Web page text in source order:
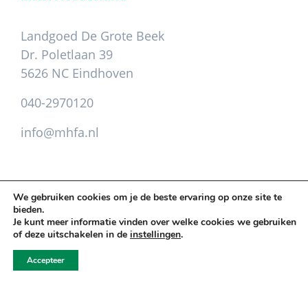
Landgoed De Grote Beek
Dr. Poletlaan 39
5626 NC Eindhoven
040-2970120
info@mhfa.nl
Leveringsvoorwaarden.Privacy.Colofon
We gebruiken cookies om je de beste ervaring op onze site te
bieden.
Je kunt meer informatie vinden over welke cookies we gebruiken
of deze uitschakelen in de instellingen.
Accepteer